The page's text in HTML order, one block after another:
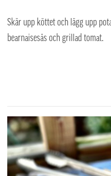
Skär upp köttet och lägg upp
bearnaisesås och grillad tomat.